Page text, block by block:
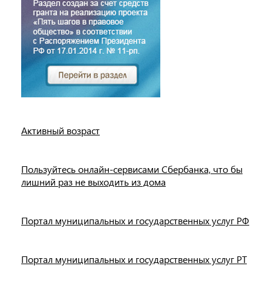
Активный возраст
Пользуйтесь онлайн-сервисами Сбербанка, что бы
лишний раз не выходить из дома
Портал муниципальных и государственных услуг РФ
Портал муниципальных и государственных услуг РТ